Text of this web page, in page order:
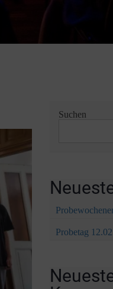
Suchen
Probetag